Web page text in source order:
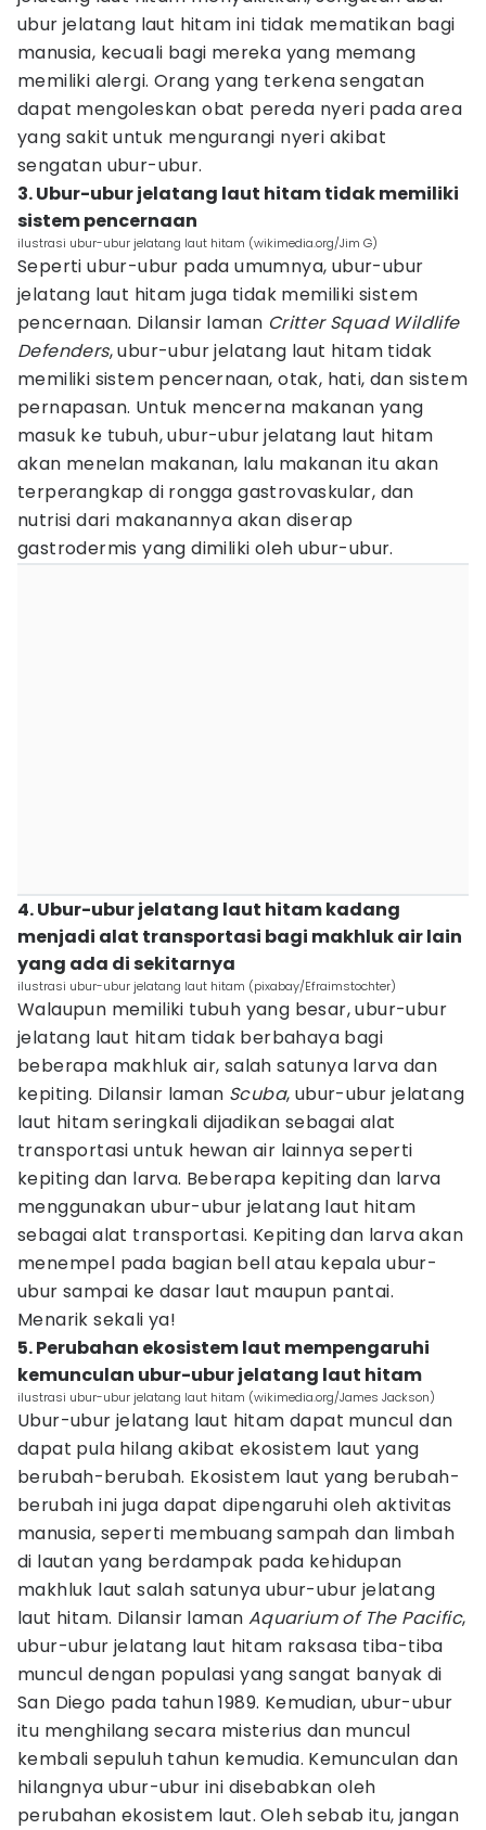
ubur jelatang laut hitam ini tidak mematikan bagi
manusia, kecuali bagi mereka yang memang
memiliki alergi. Orang yang terkena sengatan
dapat mengoleskan obat pereda nyeri pada area
yang sakit untuk mengurangi nyeri akibat
sengatan ubur-ubur.
3. Ubur-ubur jelatang laut hitam tidak memiliki
sistem pencernaan
ilustrasi ubur-ubur jelatang laut hitam (wikimedia.org/Jim G)
Seperti ubur-ubur pada umumnya, ubur-ubur
jelatang laut hitam juga tidak memiliki sistem
pencernaan. Dilansir laman Critter Squad Wildlife
Defenders, ubur-ubur jelatang laut hitam tidak
memiliki sistem pencernaan, otak, hati, dan sistem
pernapasan. Untuk mencerna makanan yang
masuk ke tubuh, ubur-ubur jelatang laut hitam
akan menelan makanan, lalu makanan itu akan
terperangkap di rongga gastrovaskular, dan
nutrisi dari makanannya akan diserap
gastrodermis yang dimiliki oleh ubur-ubur.
4. Ubur-ubur jelatang laut hitam kadang
menjadi alat transportasi bagi makhluk air lain
yang ada di sekitarnya
ilustrasi ubur-ubur jelatang laut hitam (pixabay/Efraimstochter)
Walaupun memiliki tubuh yang besar, ubur-ubur
jelatang laut hitam tidak berbahaya bagi
beberapa makhluk air, salah satunya larva dan
kepiting. Dilansir laman Scuba, ubur-ubur jelatang
laut hitam seringkali dijadikan sebagai alat
transportasi untuk hewan air lainnya seperti
kepiting dan larva. Beberapa kepiting dan larva
menggunakan ubur-ubur jelatang laut hitam
sebagai alat transportasi. Kepiting dan larva akan
menempel pada bagian bell atau kepala ubur-
ubur sampai ke dasar laut maupun pantai.
Menarik sekali ya!
5. Perubahan ekosistem laut mempengaruhi
kemunculan ubur-ubur jelatang laut hitam
ilustrasi ubur-ubur jelatang laut hitam (wikimedia.org/James Jackson)
Ubur-ubur jelatang laut hitam dapat muncul dan
dapat pula hilang akibat ekosistem laut yang
berubah-berubah. Ekosistem laut yang berubah-
berubah ini juga dapat dipengaruhi oleh aktivitas
manusia, seperti membuang sampah dan limbah
di lautan yang berdampak pada kehidupan
makhluk laut salah satunya ubur-ubur jelatang
laut hitam. Dilansir laman Aquarium of The Pacific,
ubur-ubur jelatang laut hitam raksasa tiba-tiba
muncul dengan populasi yang sangat banyak di
San Diego pada tahun 1989. Kemudian, ubur-ubur
itu menghilang secara misterius dan muncul
kembali sepuluh tahun kemudia. Kemunculan dan
hilangnya ubur-ubur ini disebabkan oleh
perubahan ekosistem laut. Oleh sebab itu, jangan